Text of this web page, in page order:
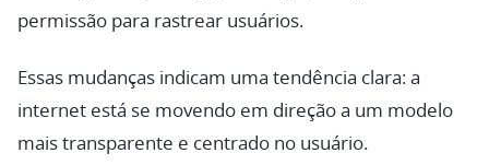
permissão para rastrear usuários.
Essas mudanças indicam uma tendência clara: a
internet está se movendo em direção a um modelo
mais transparente e centrado no usuário.